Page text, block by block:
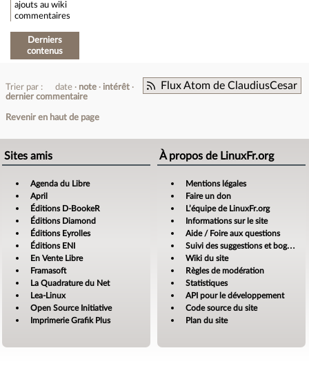
ajouts au wiki
commentaires
Derniers
contenus
Flux Atom de ClaudiusCesar
Trier par : date note
intérêt
dernier commentaire
Revenir en haut de page
Sites amis
Agenda du Libre
April
Éditions D-BookeR
Éditions Diamond
Éditions Eyrolles
Éditions ENI
En Vente Libre
Framasoft
La Quadrature du Net
Lea-Linux
Open Source Initiative
Imprimerie Grafik Plus
À propos de LinuxFr.org
Mentions légales
Faire un don
L’équipe de LinuxFr.org
Informations sur le site
Aide / Foire aux questions
Suivi des suggestions et bogues
Wiki du site
Règles de modération
Statistiques
API pour le développement
Code source du site
Plan du site